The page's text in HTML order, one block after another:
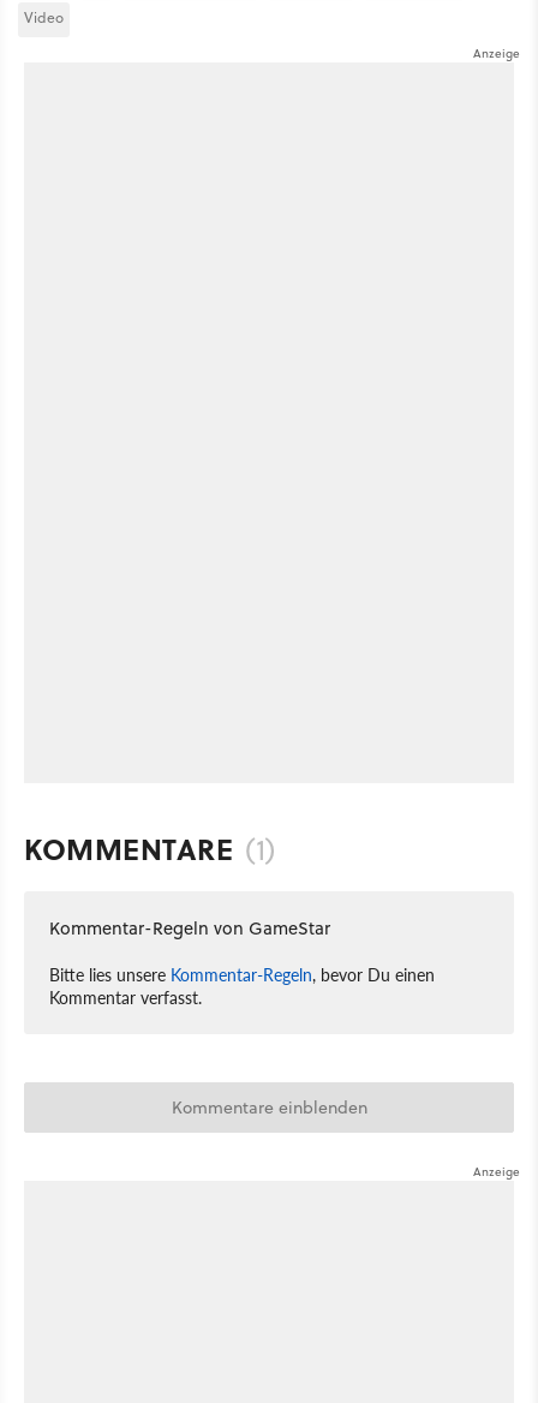
Video
KOMMENTARE (1)
Kommentar-Regeln von GameStar
Bitte lies unsere Kommentar-Regeln, bevor Du einen
Kommentar verfasst.
Kommentare einblenden